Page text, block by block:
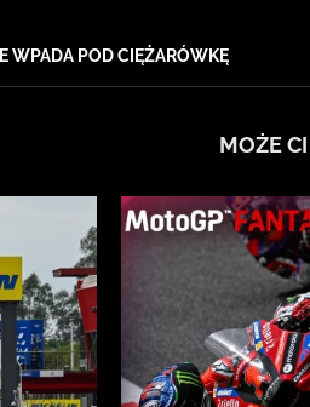
WPADA POD CIĘŻARÓWKĘ
MOŻE